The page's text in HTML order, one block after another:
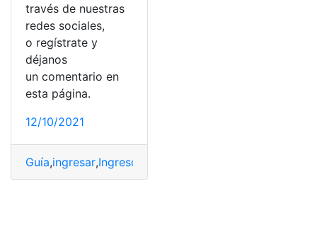
través de nuestras
redes sociales,
o regístrate y
déjanos
un comentario en
esta página.
12/10/2021
Guía,ingresar,Ingreso